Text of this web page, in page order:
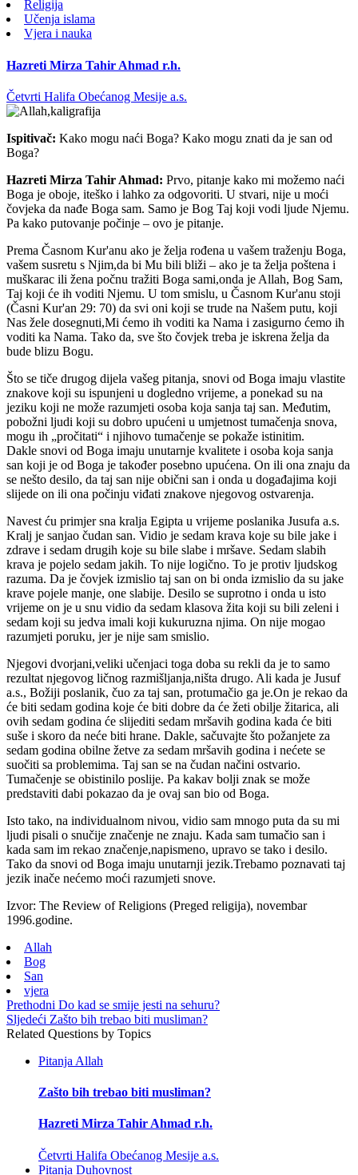
Religija
Učenja islama
Vjera i nauka
Hazreti Mirza Tahir Ahmad r.h.
Četvrti Halifa Obećanog Mesije a.s.
Ispitivač: Kako mogu naći Boga? Kako mogu znati da je san od
Boga?
Hazreti Mirza Tahir Ahmad: Prvo, pitanje kako mi možemo naći
Boga je oboje, iteško i lahko za odgovoriti. U stvari, nije u moći
čovjeka da nađe Boga sam. Samo je Bog Taj koji vodi ljude Njemu.
Pa kako putovanje počinje – ovo je pitanje.
Prema Časnom Kur'anu ako je želja rođena u vašem traženju Boga,
vašem susretu s Njim,da bi Mu bili bliži – ako je ta želja poštena i
muškarac ili žena počnu tražiti Boga sami,onda je Allah, Bog Sam,
Taj koji će ih voditi Njemu. U tom smislu, u Časnom Kur'anu stoji
(Časni Kur'an 29: 70) da svi oni koji se trude na Našem putu, koji
Nas žele dosegnuti,Mi ćemo ih voditi ka Nama i zasigurno ćemo ih
voditi ka Nama. Tako da, sve što čovjek treba je iskrena želja da
bude blizu Bogu.
Što se tiče drugog dijela vašeg pitanja, snovi od Boga imaju vlastite
znakove koji su ispunjeni u dogledno vrijeme, a ponekad su na
jeziku koji ne može razumjeti osoba koja sanja taj san. Međutim,
pobožni ljudi koji su dobro upućeni u umjetnost tumačenja snova,
mogu ih „pročitati“ i njihovo tumačenje se pokaže istinitim.
Dakle snovi od Boga imaju unutarnje kvalitete i osoba koja sanja
san koji je od Boga je također posebno upućena. On ili ona znaju da
se nešto desilo, da taj san nije obični san i onda u događajima koji
slijede on ili ona počinju viđati znakove njegovog ostvarenja.
Navest ću primjer sna kralja Egipta u vrijeme poslanika Jusufa a.s.
Kralj je sanjao čudan san. Vidio je sedam krava koje su bile jake i
zdrave i sedam drugih koje su bile slabe i mršave. Sedam slabih
krava je pojelo sedam jakih. To nije logično. To je protiv ljudskog
razuma. Da je čovjek izmislio taj san on bi onda izmislio da su jake
krave pojele manje, one slabije. Desilo se suprotno i onda u isto
vrijeme on je u snu vidio da sedam klasova žita koji su bili zeleni i
sedam koji su jedva imali koji kukuruzna njima. On nije mogao
razumjeti poruku, jer je nije sam smislio.
Njegovi dvorjani,veliki učenjaci toga doba su rekli da je to samo
rezultat njegovog ličnog razmišljanja,ništa drugo. Ali kada je Jusuf
a.s., Božiji poslanik, čuo za taj san, protumačio ga je.On je rekao da
će biti sedam godina koje će biti dobre da će žeti obilje žitarica, ali
ovih sedam godina će slijediti sedam mršavih godina kada će biti
suše i skoro da neće biti hrane. Dakle, sačuvajte što požanjete za
sedam godina obilne žetve za sedam mršavih godina i nećete se
suočiti sa problemima. Taj san se na čudan načini ostvario.
Tumačenje se obistinilo poslije. Pa kakav bolji znak se može
predstaviti dabi pokazao da je ovaj san bio od Boga.
Isto tako, na individualnom nivou, vidio sam mnogo puta da su mi
ljudi pisali o snučije značenje ne znaju. Kada sam tumačio san i
kada sam im rekao značenje,napismeno, upravo se tako i desilo.
Tako da snovi od Boga imaju unutarnji jezik.Trebamo poznavati taj
jezik inače nećemo moći razumjeti snove.
Izvor: The Review of Religions (Preged religija), novembar
1996.godine.
Allah
Bog
San
vjera
Prethodni Do kad se smije jesti na sehuru?
Sljedeći Zašto bih trebao biti musliman?
Related Questions by Topics
Pitanja Allah
Zašto bih trebao biti musliman?
Hazreti Mirza Tahir Ahmad r.h.
Četvrti Halifa Obećanog Mesije a.s.
Pitanja Duhovnost